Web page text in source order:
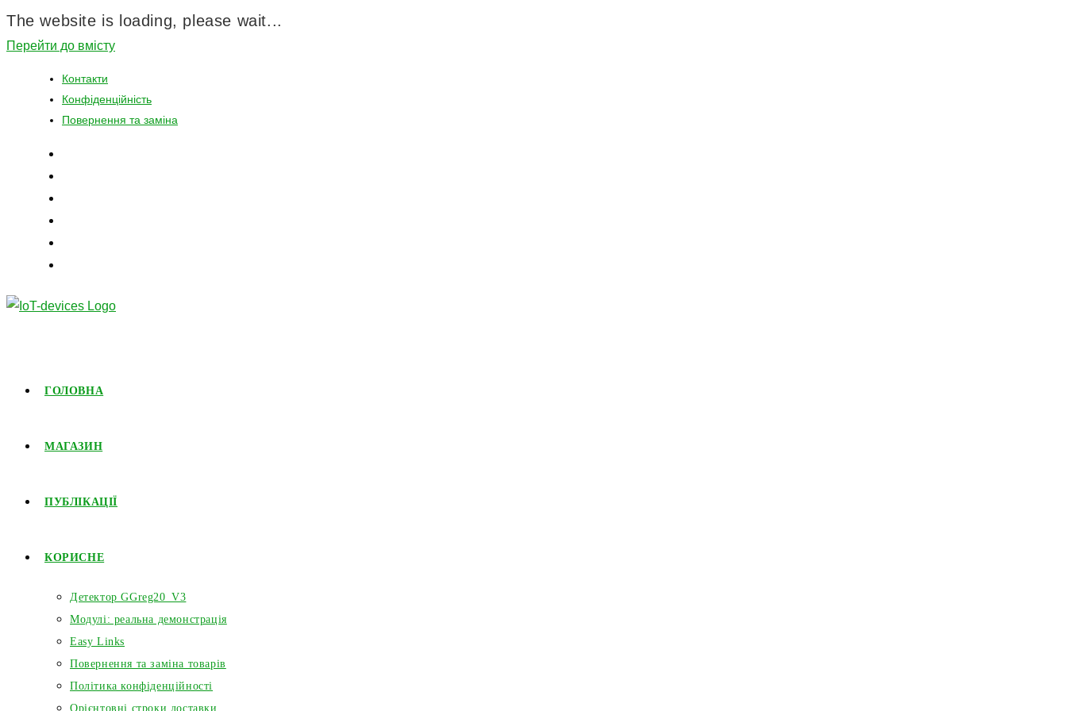
The website is loading, please wait...
Перейти до вмісту
Контакти
Конфіденційність
Повернення та заміна
ГОЛОВНА
МАГАЗИН
ПУБЛІКАЦІЇ
КОРИСНЕ
Детектор GGreg20_V3
Модулі: реальна демонстрація
Easy Links
Повернення та заміна товарів
Політика конфіденційності
Орієнтовні строки доставки